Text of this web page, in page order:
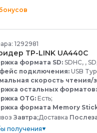
бонусов
1292981
TP-LINK UA440C
формата SD:SDHC, ,
подключения: USB
скорость чтения/
остальных форматов:
OTG:Есть;
формата Memory
Завтра;Доставка
получения